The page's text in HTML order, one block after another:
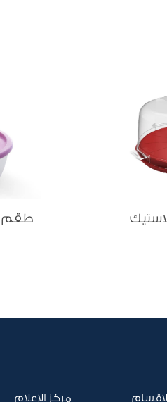
طقم
مركز الإعلام